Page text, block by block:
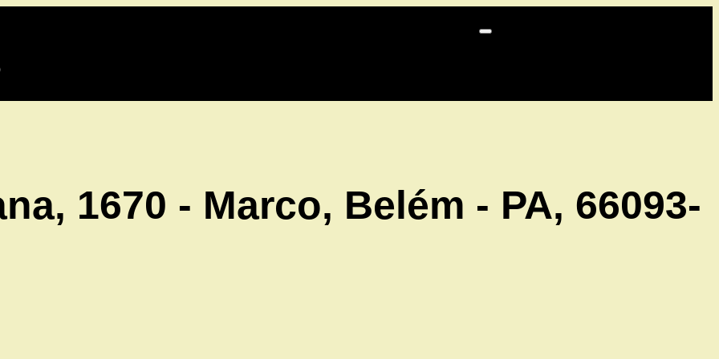
1670 - Marco, Belém - PA, 66093-